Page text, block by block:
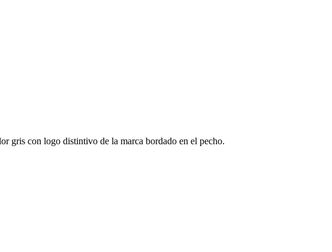
gris con logo distintivo de la marca bordado en el pecho.